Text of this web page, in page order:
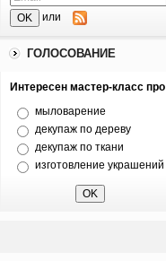
или
ГОЛОСОВАНИЕ
Интересен мастер-класс про
мыловарение
декупаж по дереву
декупаж по ткани
изготовление украшений